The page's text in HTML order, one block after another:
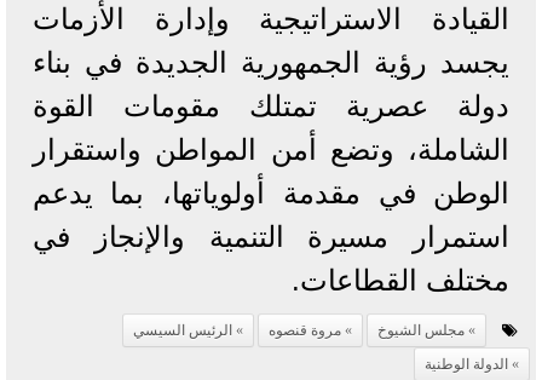
القيادة الاستراتيجية وإدارة الأزمات
يجسد رؤية الجمهورية الجديدة في بناء
دولة عصرية تمتلك مقومات القوة
الشاملة، وتضع أمن المواطن واستقرار
الوطن في مقدمة أولوياتها، بما يدعم
استمرار مسيرة التنمية والإنجاز في
مختلف القطاعات.
مجلس الشيوخ مروة قنصوه
الرئيس السيسي
الدولة الوطنية